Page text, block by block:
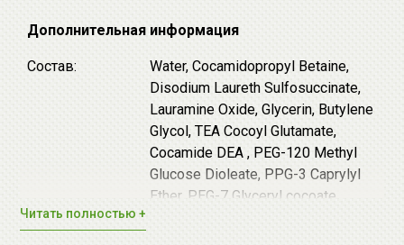
сухим, ломким, тонким и поврежденным волосяным
избавляет от зуда и перхоти, стимулирует рост волос.
Способ применения:Нанесите небольшое
количество шампуня на влажные волосы,
помассируйте несколько минут круговыми
движениями. Тщательно смойте.
Условия хранения:
Дополнительная информация
Состав:
Water, Cocamidopropyl Betaine,
Disodium Laureth Sulfosuccinate,
Lauramine Oxide, Glycerin, Butylene
Glycol, TEA Cocoyl Glutamate,
Cocamide DEA , PEG-120 Methyl
Glucose Dioleate, PPG-3 Caprylyl
Ether, PEG-7 Glyceryl cocoate,
Читать полностью +